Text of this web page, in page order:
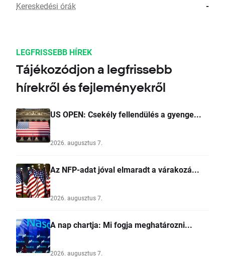
Kereskedési órák -
LEGFRISSEBB HÍREK
Tájékozódjon a legfrissebb
hírekről és fejleményekről
US OPEN: Csekély fellendülés a gyenge...
2026. augusztus 7.
Az NFP-adat jóval elmaradt a várakozá...
2026. augusztus 7.
A nap chartja: Mi fogja meghatározni...
2026. augusztus 7.